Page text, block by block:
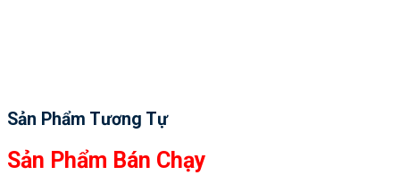
Sản Phẩm Tương Tự
Sản Phẩm Bán Chạy